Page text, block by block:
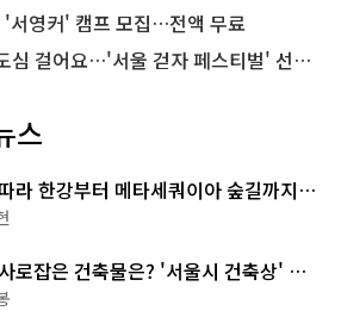
'서영커' 캠프 모집…전액 무료
어요…'서울 걷자 페스티벌' 선착순 5천명
스
라 한강부터 메타세쿼이아 숲길까지…
스
로잡은 건축물은? '서울시 건축상' 수